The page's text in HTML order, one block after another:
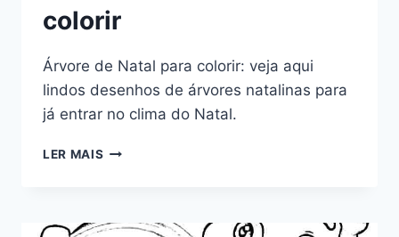
colorir
Árvore de Natal para colorir: veja aqui
lindos desenhos de árvores natalinas para
já entrar no clima do Natal.
LER MAIS ÁRVORE
COLORIR